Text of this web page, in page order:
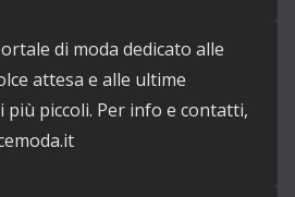
di moda dedicato alle
attesa e alle ultime
più piccoli. Per info e contatti,